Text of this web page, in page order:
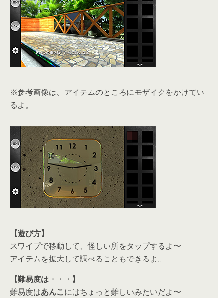
※参考画像は、アイテムのところにモザイクをかけてい
るよ。
【遊び方】
スワイプで移動して、怪しい所をタップするよ〜
アイテムを拡大して調べることもできるよ。
【難易度は・・・】
難易度はあんこにはちょっと難しいみたいだよ〜